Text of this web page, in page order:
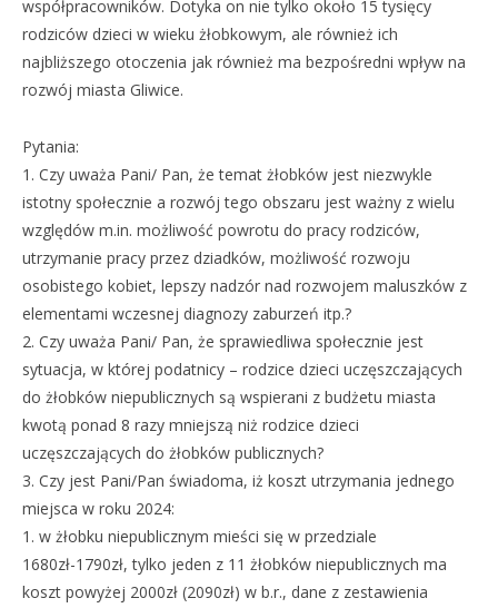
współpracowników. Dotyka on nie tylko około 15 tysięcy
rodziców dzieci w wieku żłobkowym, ale również ich
najbliższego otoczenia jak również ma bezpośredni wpływ na
rozwój miasta Gliwice.
Pytania:
1. Czy uważa Pani/ Pan, że temat żłobków jest niezwykle
istotny społecznie a rozwój tego obszaru jest ważny z wielu
względów m.in. możliwość powrotu do pracy rodziców,
utrzymanie pracy przez dziadków, możliwość rozwoju
osobistego kobiet, lepszy nadzór nad rozwojem maluszków z
elementami wczesnej diagnozy zaburzeń itp.?
2. Czy uważa Pani/ Pan, że sprawiedliwa społecznie jest
sytuacja, w której podatnicy – rodzice dzieci uczęszczających
do żłobków niepublicznych są wspierani z budżetu miasta
kwotą ponad 8 razy mniejszą niż rodzice dzieci
uczęszczających do żłobków publicznych?
3. Czy jest Pani/Pan świadoma, iż koszt utrzymania jednego
miejsca w roku 2024:
1. w żłobku niepublicznym mieści się w przedziale
1680zł-1790zł, tylko jeden z 11 żłobków niepublicznych ma
koszt powyżej 2000zł (2090zł) w b.r., dane z zestawienia